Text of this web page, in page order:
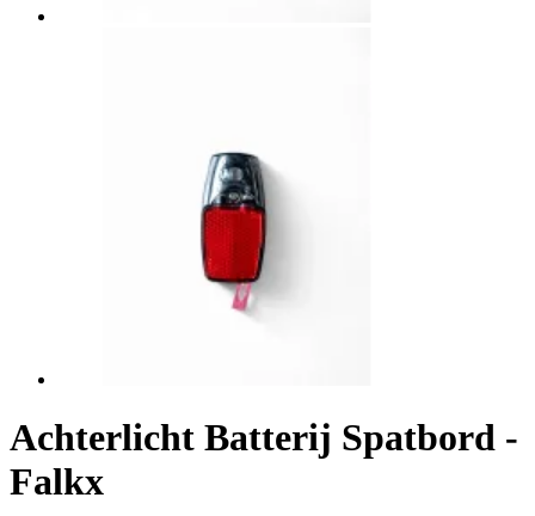
Achterlicht Batterij Spatbord -
Falkx